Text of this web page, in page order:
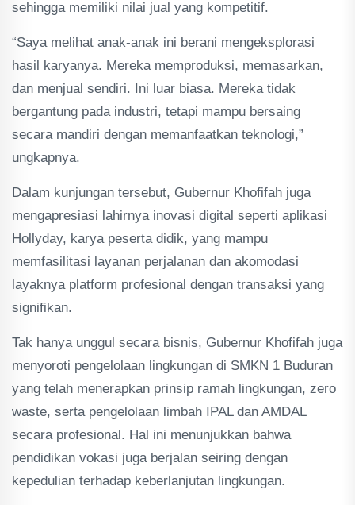
sehingga memiliki nilai jual yang kompetitif.
“Saya melihat anak-anak ini berani mengeksplorasi
hasil karyanya. Mereka memproduksi, memasarkan,
dan menjual sendiri. Ini luar biasa. Mereka tidak
bergantung pada industri, tetapi mampu bersaing
secara mandiri dengan memanfaatkan teknologi,”
ungkapnya.
Dalam kunjungan tersebut, Gubernur Khofifah juga
mengapresiasi lahirnya inovasi digital seperti aplikasi
Hollyday, karya peserta didik, yang mampu
memfasilitasi layanan perjalanan dan akomodasi
layaknya platform profesional dengan transaksi yang
signifikan.
Tak hanya unggul secara bisnis, Gubernur Khofifah juga
menyoroti pengelolaan lingkungan di SMKN 1 Buduran
yang telah menerapkan prinsip ramah lingkungan, zero
waste, serta pengelolaan limbah IPAL dan AMDAL
secara profesional. Hal ini menunjukkan bahwa
pendidikan vokasi juga berjalan seiring dengan
kepedulian terhadap keberlanjutan lingkungan.